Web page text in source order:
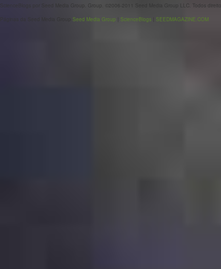
ScienceBlogs por Seed Media Group. Group. ©2006-2011 Seed Media Group LLC. Todos
Seed Media Group ScienceBlogs SEEDMAGAZINE.COM